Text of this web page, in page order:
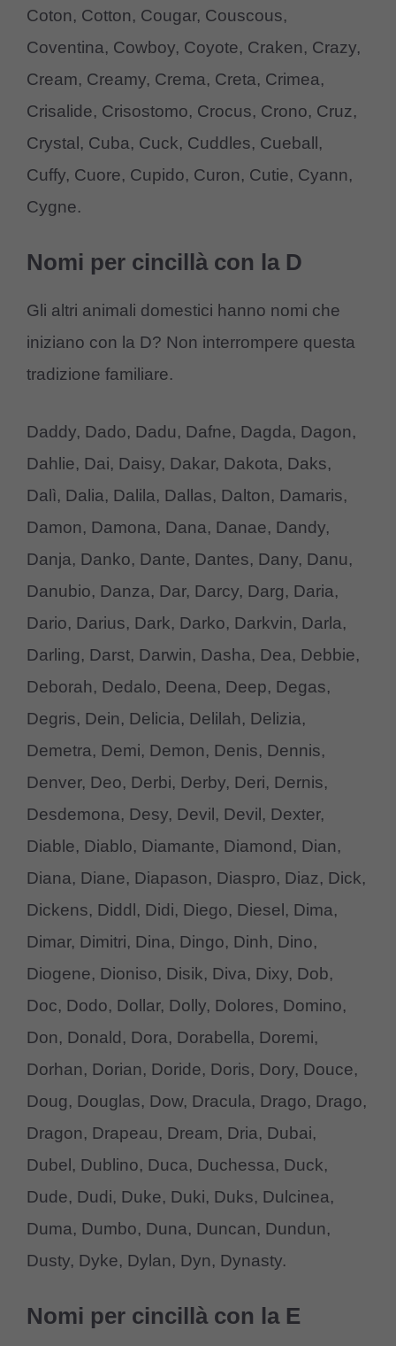
Coton, Cotton, Cougar, Couscous,
Coventina, Cowboy, Coyote, Craken, Crazy,
Cream, Creamy, Crema, Creta, Crimea,
Crisalide, Crisostomo, Crocus, Crono, Cruz,
Crystal, Cuba, Cuck, Cuddles, Cueball,
Cuffy, Cuore, Cupido, Curon, Cutie, Cyann,
Cygne.
Nomi per cincillà con la D
Gli altri animali domestici hanno nomi che
iniziano con la D? Non interrompere questa
tradizione familiare.
Daddy, Dado, Dadu, Dafne, Dagda, Dagon,
Dahlie, Dai, Daisy, Dakar, Dakota, Daks,
Dalì, Dalia, Dalila, Dallas, Dalton, Damaris,
Damon, Damona, Dana, Danae, Dandy,
Danja, Danko, Dante, Dantes, Dany, Danu,
Danubio, Danza, Dar, Darcy, Darg, Daria,
Dario, Darius, Dark, Darko, Darkvin, Darla,
Darling, Darst, Darwin, Dasha, Dea, Debbie,
Deborah, Dedalo, Deena, Deep, Degas,
Degris, Dein, Delicia, Delilah, Delizia,
Demetra, Demi, Demon, Denis, Dennis,
Denver, Deo, Derbi, Derby, Deri, Dernis,
Desdemona, Desy, Devil, Devil, Dexter,
Diable, Diablo, Diamante, Diamond, Dian,
Diana, Diane, Diapason, Diaspro, Diaz, Dick,
Dickens, Diddl, Didi, Diego, Diesel, Dima,
Dimar, Dimitri, Dina, Dingo, Dinh, Dino,
Diogene, Dioniso, Disik, Diva, Dixy, Dob,
Doc, Dodo, Dollar, Dolly, Dolores, Domino,
Don, Donald, Dora, Dorabella, Doremi,
Dorhan, Dorian, Doride, Doris, Dory, Douce,
Doug, Douglas, Dow, Dracula, Drago, Drago,
Dragon, Drapeau, Dream, Dria, Dubai,
Dubel, Dublino, Duca, Duchessa, Duck,
Dude, Dudi, Duke, Duki, Duks, Dulcinea,
Duma, Dumbo, Duna, Duncan, Dundun,
Dusty, Dyke, Dylan, Dyn, Dynasty.
Nomi per cincillà con la E